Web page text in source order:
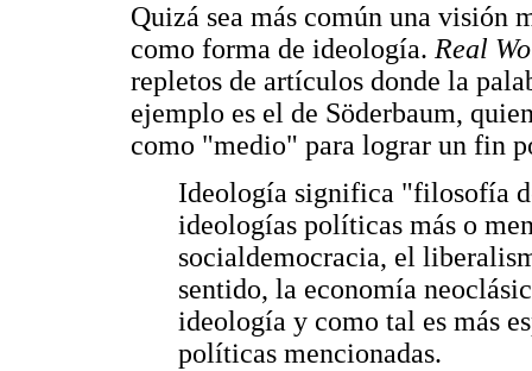
Quizá sea más común una visión
como forma de ideología. Real
repletos de artículos donde la
ejemplo es el de Söderbaum,
como "medio" para lograr un fin
Ideología significa "filosofía
ideologías políticas más o
socialdemocracia, el
sentido, la economía
ideología y como tal es más
políticas mencionadas.